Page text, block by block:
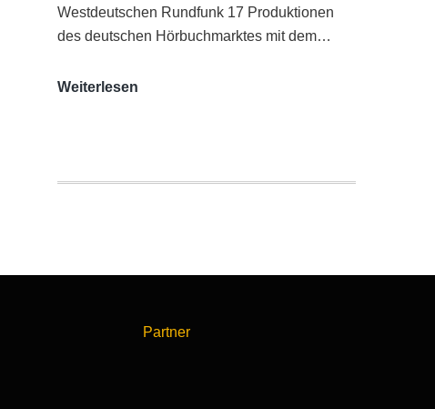
Westdeutschen Rundfunk 17 Produktionen
des deutschen Hörbuchmarktes mit dem…
Weiterlesen
Ausgezeichnete
Partner